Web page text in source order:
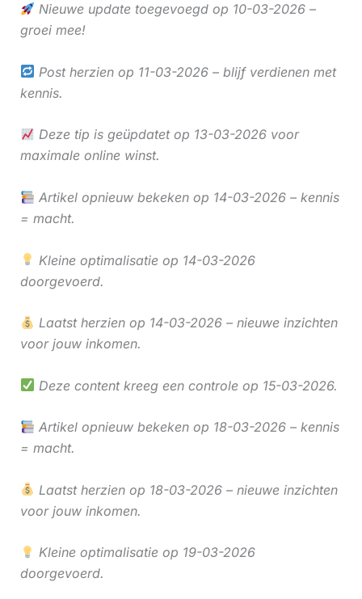
Nieuwe update toegevoegd op 10-03-2026 –
groei mee!
Post herzien op 11-03-2026 – blijf verdienen met
kennis.
Deze tip is geüpdatet op 13-03-2026 voor
maximale online winst.
Artikel opnieuw bekeken op 14-03-2026 – kennis
= macht.
Kleine optimalisatie op 14-03-2026
doorgevoerd.
Laatst herzien op 14-03-2026 – nieuwe inzichten
voor jouw inkomen.
Deze content kreeg een controle op 15-03-2026.
Artikel opnieuw bekeken op 18-03-2026 – kennis
= macht.
Laatst herzien op 18-03-2026 – nieuwe inzichten
voor jouw inkomen.
Kleine optimalisatie op 19-03-2026
doorgevoerd.